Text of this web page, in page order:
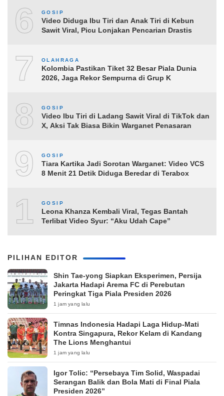
6 GOSIP
Video Diduga Ibu Tiri dan Anak Tiri di Kebun
Sawit Viral, Picu Lonjakan Pencarian Drastis
7 OLAHRAGA
Kolombia Pastikan Tiket 32 Besar Piala Dunia
2026, Jaga Rekor Sempurna di Grup K
8 GOSIP
Video Ibu Tiri di Ladang Sawit Viral di TikTok dan
X, Aksi Tak Biasa Bikin Warganet Penasaran
9 GOSIP
Tiara Kartika Jadi Sorotan Warganet: Video VCS
8 Menit 21 Detik Diduga Beredar di Terabox
10
GOSIP
Leona Khanza Kembali Viral, Tegas Bantah
Terlibat Video Syur: “Aku Udah Cape”
PILIHAN EDITOR
Shin Tae-yong Siapkan Eksperimen, Persija
Jakarta Hadapi Arema FC di Perebutan
Peringkat Tiga Piala Presiden 2026
1 jam yang lalu
Timnas Indonesia Hadapi Laga Hidup-Mati
Kontra Singapura, Rekor Kelam di Kandang
The Lions Menghantui
1 jam yang lalu
Igor Tolic: “Persebaya Tim Solid, Waspadai
Serangan Balik dan Bola Mati di Final Piala
Presiden 2026”